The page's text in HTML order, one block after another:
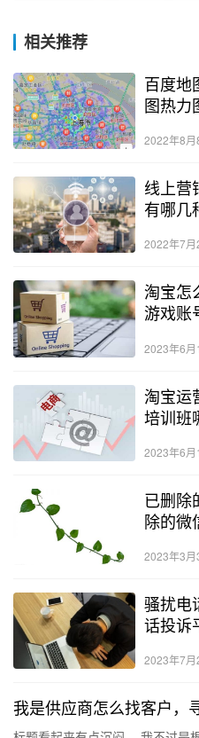
相关推荐
百度地
图热力
2022年8月
线上营
有哪几
2022年7月
淘宝怎
游戏账
2023年6月
淘宝运
培训班
2023年6月
已删除
除的微
2023年3月
骚扰电
话投诉
2023年7月
我是供应商怎么找客户，